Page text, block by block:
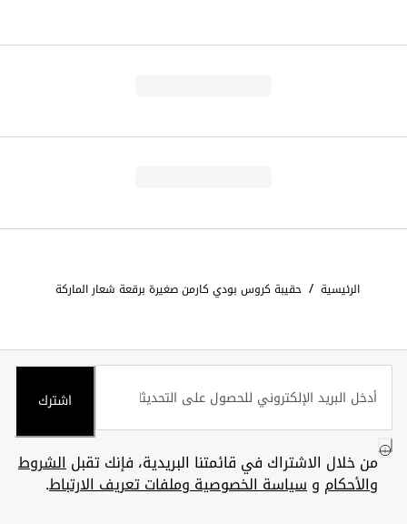
الرئيسية / حقيبة كروس بودي كارمن صغيرة برقعة شعار الماركة
اشترك
من خلال الاشتراك في قائمتنا البريدية، فإنك تقبلالشروط
والأحكام وسياسة الخصوصية وملفات تعريف الارتباط.